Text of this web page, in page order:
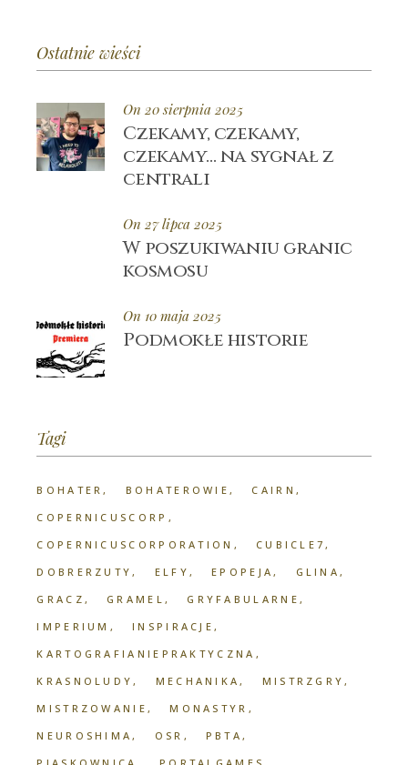
Ostatnie wieści
On 20 sierpnia 2025
Czekamy, czekamy,
czekamy… na sygnał z
centrali
On 27 lipca 2025
W poszukiwaniu granic
kosmosu
On 10 maja 2025
Podmokłe historie
Tagi
BOHATER BOHATEROWIE
CAIRN
COPERNICUSCORP
COPERNICUSCORPORATION
CUBICLE7
DOBRERZUTY
ELFY EPOPEJA
GLINA
GRACZ
GRAMEL
GRYFABULARNE
IMPERIUM
INSPIRACJE
KARTOGRAFIANIEPRAKTYCZNA
KRASNOLUDY
MECHANIKA
MISTRZGRY
MISTRZOWANIE
MONASTYR
NEUROSHIMA
OSR
PBTA